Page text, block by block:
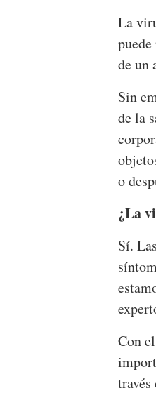
La
de un
Sin
de la
o
¿La
Sí.
Con